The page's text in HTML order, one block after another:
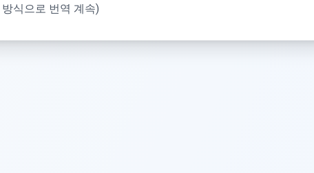
식으로 번역 계속)